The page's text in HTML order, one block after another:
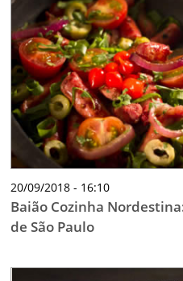
20/09/2018 - 16:10
Baião Cozinha
de São Paulo